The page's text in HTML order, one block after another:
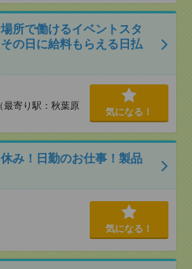
所で働けるイベントスタ
の日に給料もらえる日払
最寄り駅：秋葉原
気になる！
み！日勤のお仕事！製品
気になる！